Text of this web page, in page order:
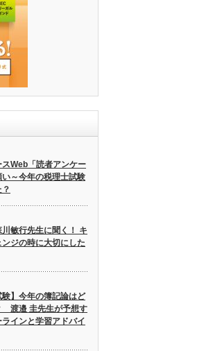
Web「読者アンケー
い～今年の税理士試験
敏行先生に聞く！ キ
ンジの時に大切にした
験】今年の簿記論はど
渡邉 圭先生が予想す
ラインと学習アドバイ